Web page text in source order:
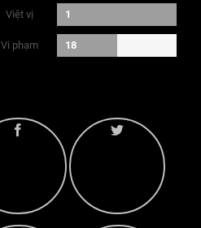
Việt vị 1
Vi phạm 18